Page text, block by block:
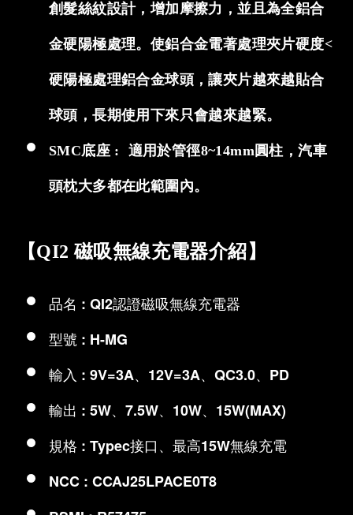
創髮絲紋設計，增加摩擦力，並且為全鋁合
金硬陽極處理。使鋁合金電著處理夾片硬度<
硬陽極處理鋁合金球頭，讓夾片越來越貼合
球頭，長期使用下來只會越來越緊。
SMC底座 : 適用於管徑8~14mm圓柱，汽車
頭枕大多都在此範圍內。
【QI2 磁吸無線充電器介紹】
品名 : QI2認證磁吸無線充電器
型號 : H-MG
輸入 : 9V=3A、12V=3A、QC3.0、PD
輸出 : 5W、7.5W、10W、15W(MAX)
規格 : Typec接口、最高15W無線充電
NCC : CCAJ25LPACE0T8